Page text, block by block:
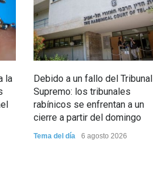
la
Debido a un fallo del Tribunal
Supremo: los tribunales
rabínicos se enfrentan a un
cierre a partir del domingo
Tema del día 6 agosto 2026